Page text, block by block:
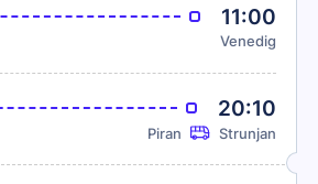
11:00
Venedig
20:10
Piran Strunjan